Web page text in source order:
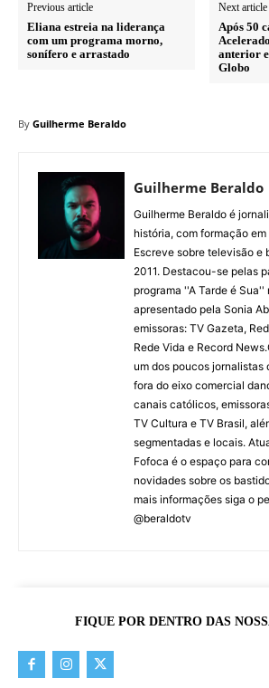
Previous article
Eliana estreia na liderança
com um programa morno,
sonífero e arrastado
Next article
Após 50
anterior
Globo
By Guilherme Beraldo
Guilherme Beraldo
Guilherme Beraldo é
história, com formação
Escreve sobre televisão e
2011. Destacou-se pelas
programa ''A Tarde é Sua''
apresentado pela Sonia
emissoras: TV Gazeta,
Rede Vida e Record
um dos poucos jornalistas
fora do eixo comercial
canais católicos,
TV Cultura e TV Brasil,
segmentadas e locais.
Fofoca é o espaço para
novidades sobre os
mais informações siga o
@beraldotv
FIQUE POR DENTRO DAS